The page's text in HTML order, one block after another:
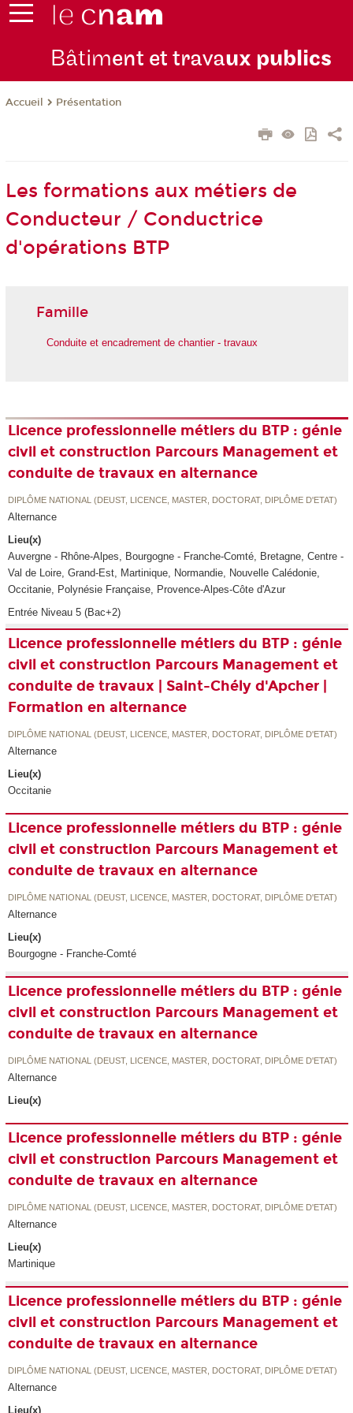
Bâtiment et travaux publics
Accueil Présentation
Les formations aux métiers de
Conducteur / Conductrice
d'opérations BTP
Famille
Conduite et encadrement de chantier - travaux
Licence professionnelle métiers du BTP : génie
civil et construction Parcours Management et
conduite de travaux en alternance
DIPLÔME NATIONAL (DEUST, LICENCE, MASTER, DOCTORAT, DIPLÔME D'ETAT)
Alternance
Lieu(x)
Auvergne - Rhône-Alpes, Bourgogne - Franche-Comté, Bretagne, Centre -
Val de Loire, Grand-Est, Martinique, Normandie, Nouvelle Calédonie,
Occitanie, Polynésie Française, Provence-Alpes-Côte d'Azur
Entrée Niveau 5 (Bac+2)
Licence professionnelle métiers du BTP : génie
civil et construction Parcours Management et
conduite de travaux | Saint-Chély d'Apcher |
Formation en alternance
DIPLÔME NATIONAL (DEUST, LICENCE, MASTER, DOCTORAT, DIPLÔME D'ETAT)
Alternance
Lieu(x)
Occitanie
Licence professionnelle métiers du BTP : génie
civil et construction Parcours Management et
conduite de travaux en alternance
DIPLÔME NATIONAL (DEUST, LICENCE, MASTER, DOCTORAT, DIPLÔME D'ETAT)
Alternance
Lieu(x)
Bourgogne - Franche-Comté
Licence professionnelle métiers du BTP : génie
civil et construction Parcours Management et
conduite de travaux en alternance
DIPLÔME NATIONAL (DEUST, LICENCE, MASTER, DOCTORAT, DIPLÔME D'ETAT)
Alternance
Lieu(x)
Licence professionnelle métiers du BTP : génie
civil et construction Parcours Management et
conduite de travaux en alternance
DIPLÔME NATIONAL (DEUST, LICENCE, MASTER, DOCTORAT, DIPLÔME D'ETAT)
Alternance
Lieu(x)
Martinique
Licence professionnelle métiers du BTP : génie
civil et construction Parcours Management et
conduite de travaux en alternance
DIPLÔME NATIONAL (DEUST, LICENCE, MASTER, DOCTORAT, DIPLÔME D'ETAT)
Alternance
Lieu(x)